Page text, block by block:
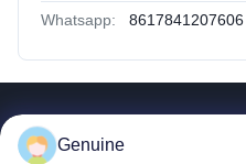
Whatsapp: 8617841207606
Genuine